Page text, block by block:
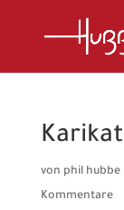
von phil hubbe|
Kommentare